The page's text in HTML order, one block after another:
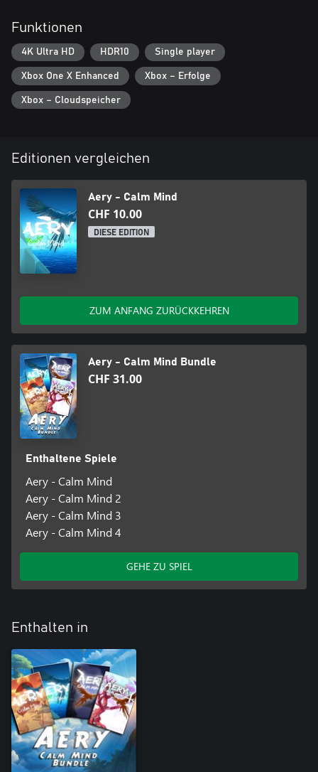
Funktionen
4K Ultra HD HDR10 Single player
Xbox One X Enhanced Xbox – Erfolge
Xbox – Cloudspeicher
Editionen vergleichen
Aery - Calm Mind
CHF 10.00
DIESE EDITION
ZUM ANFANG ZURÜCKKEHREN
Aery - Calm Mind Bundle
CHF 31.00
Enthaltene Spiele
Aery - Calm Mind
Aery - Calm Mind 2
Aery - Calm Mind 3
Aery - Calm Mind 4
GEHE ZU SPIEL
Enthalten in